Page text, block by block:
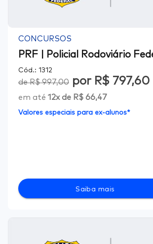
CONCURSOS
PRF | Policial Rodoviário
Cód.: 1312
deR$ 997,00 por R$ 797,60
em até 12x de R$ 66,47
Valores especiais para ex-alunos*
Saiba mais